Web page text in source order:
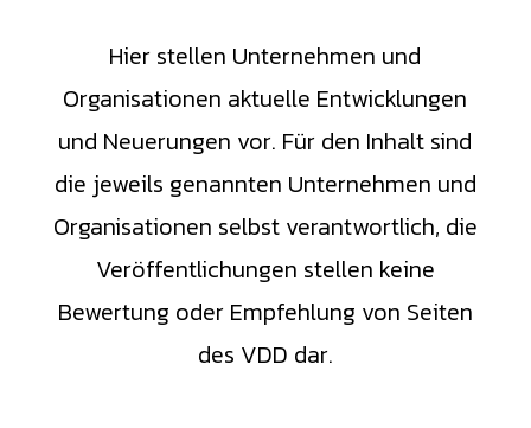
Hier stellen Unternehmen und
Organisationen aktuelle Entwicklungen
und Neuerungen vor. Für den Inhalt sind
die jeweils genannten Unternehmen und
Organisationen selbst verantwortlich, die
Veröffentlichungen stellen keine
Bewertung oder Empfehlung von Seiten
des VDD dar.